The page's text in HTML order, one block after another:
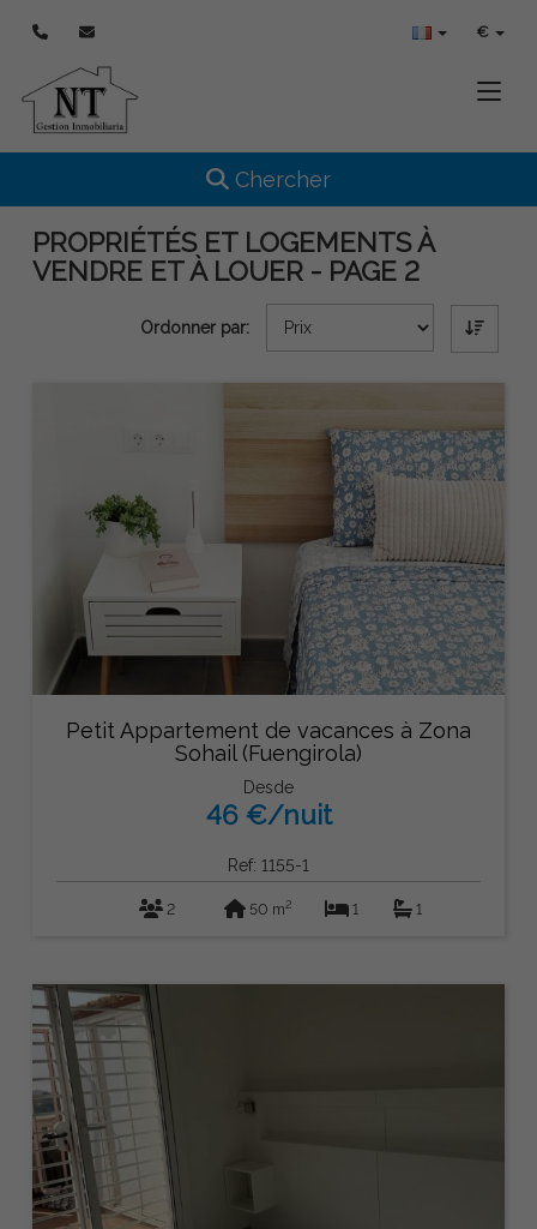
€
Toggle navigation
Chercher
PROPRIÉTÉS ET LOGEMENTS À
VENDRE ET À LOUER - PAGE 2
Ordonner par:
Petit Appartement de vacances à Zona
Sohail (Fuengirola)
Desde
46 €/nuit
Ref: 1155-1
2 50 m2 1 1